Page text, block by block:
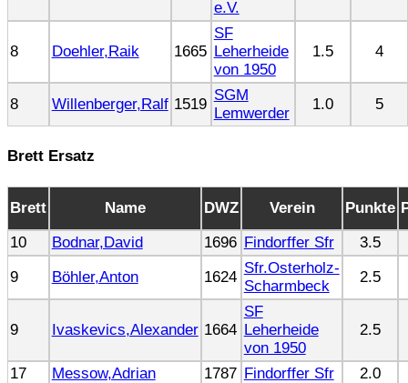
e.V.
8 Doehler,Raik 1665
SF
Leherheide
von 1950
1.5 4
8 Willenberger,Ralf 1519
SGM
Lemwerder
1.0 5
Brett Ersatz
Brett Name DWZ Verein Punkte
10
Bodnar,David 1696 Findorffer Sfr
3.5
9
Böhler,Anton 1624
Sfr.Osterholz-
Scharmbeck
2.5
9 Ivaskevics,Alexander 1664
SF
Leherheide
von 1950
2.5
17 Messow,Adrian 1787 Findorffer Sfr
2.0